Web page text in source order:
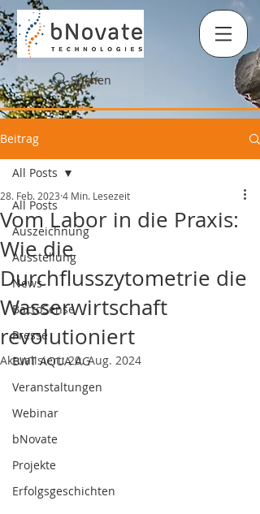
Suchen
Beitrag
All Posts
Auszeichnung
Ausstellung
News
BactoSense
Presse
BWT AQUA AG
Veranstaltungen
Webinar
bNovate
Projekte
Erfolgsgeschichten
All Posts
Vom Labor in die Praxis:
Wie die
Durchflusszytometrie die
Wasserwirtschaft
revolutioniert
28. Feb. 2023 4 Min. Lesezeit
Aktualisiert:20. Aug. 2024